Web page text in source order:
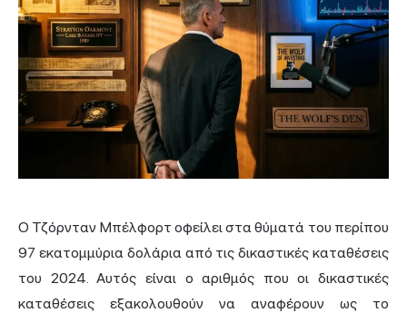
Ο Τζόρνταν Μπέλφορτ οφείλει στα θύματά του περίπου
97 εκατομμύρια δολάρια από τις δικαστικές καταθέσεις
του 2024. Αυτός είναι ο αριθμός που οι δικαστικές
καταθέσεις εξακολουθούν να αναφέρουν ως το